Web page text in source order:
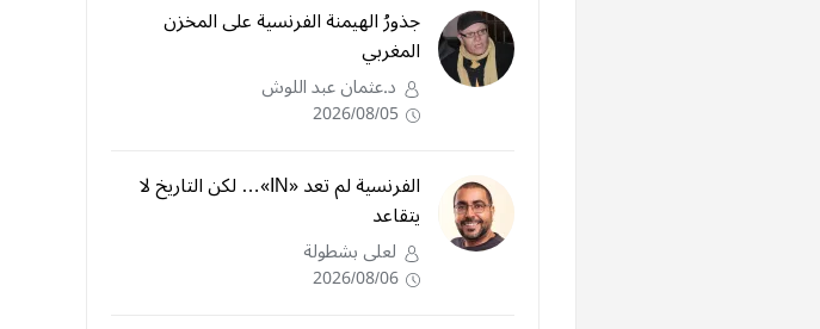
جذورُ الهيمنة الفرنسية على المخزن
المغربي
د.عثمان عبد اللوش
2026/08/05
الفرنسية لم تعد «IN»… لكن التاريخ لا
يتقاعد
لعلى بشطولة
2026/08/06